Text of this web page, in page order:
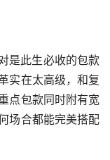
是此生必收的包款
实在太高级，和复
点包款同时附有宽
场合都能完美搭配